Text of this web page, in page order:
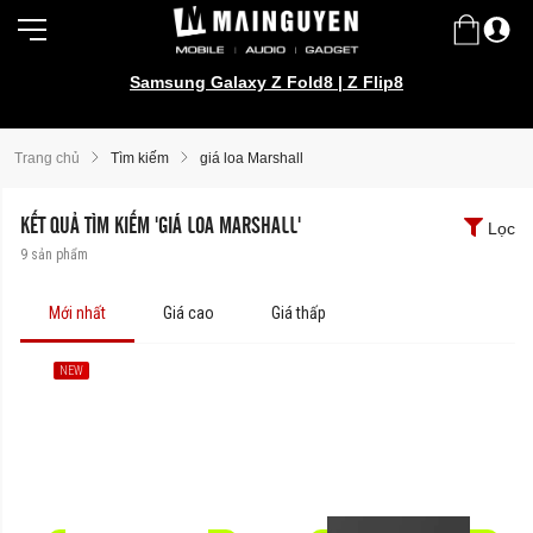
Samsung Galaxy Z Fold8 | Z Flip8
Trang chủ Tìm kiếm giá loa Marshall
KẾT QUẢ TÌM KIẾM 'GIÁ LOA MARSHALL'
9 sản phẩm
Lọc
Mới nhất Giá cao Giá thấp
NEW